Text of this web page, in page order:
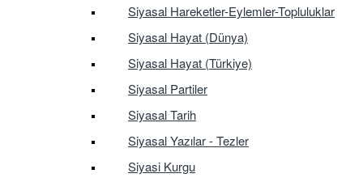
Siyasal Hareketler-Eylemler-Topluluklar
Siyasal Hayat (Dünya)
Siyasal Hayat (Türkiye)
Siyasal Partiler
Siyasal Tarih
Siyasal Yazılar - Tezler
Siyasi Kurgu